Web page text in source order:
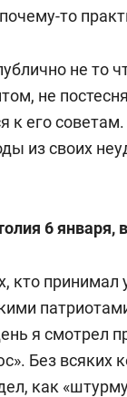
то
не то
не
к его
из своих
6 января,
кто принимал
я смотрел
Без всяких
как